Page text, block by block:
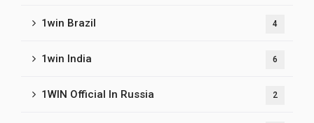
1win Brazil 4
1win India 6
1WIN Official In Russia 2